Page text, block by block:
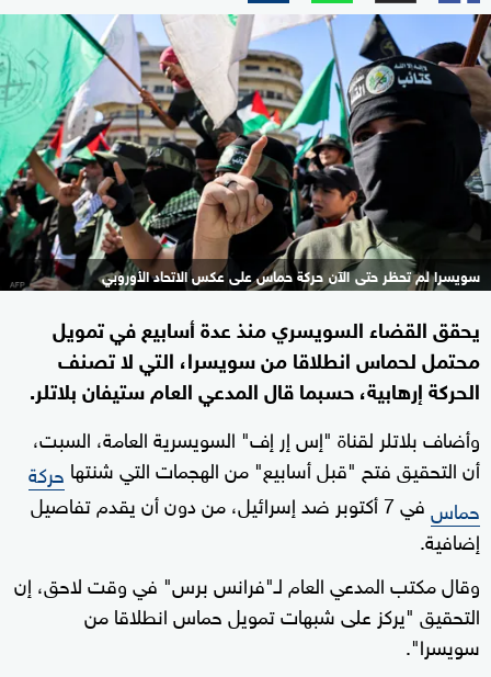
سويسرا لم تحظر حتى الآن حركة حماس على عكس الاتحاد الأوروبي
يحقق القضاء السويسري منذ عدة أسابيع في تمويل
محتمل لحماس انطلاقا من سويسرا، التي لا تصنف
الحركة إرهابية، حسبما قال المدعي العام ستيفان بلاتلر.
وأضاف بلاتلر لقناة "إس إر إف" السويسرية العامة، السبت،
أن التحقيق فتح "قبل أسابيع" من الهجمات التي شنتها حركة
حماس
في 7 أكتوبر ضد إسرائيل، من دون أن يقدم تفاصيل
إضافية.
وقال مكتب المدعي العام لـ"فرانس برس" في وقت لاحق، إن
التحقيق "يركز على شبهات تمويل حماس انطلاقا من
سويسرا".